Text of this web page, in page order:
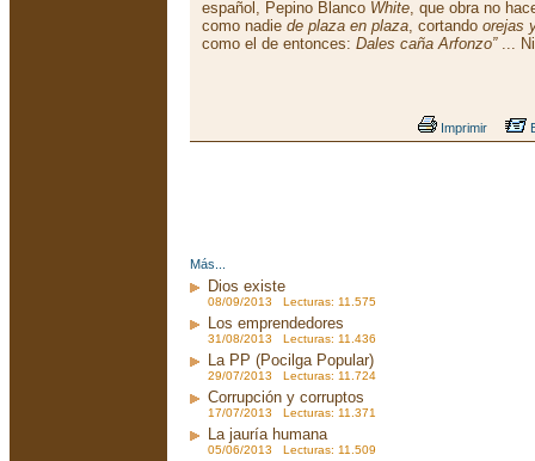
español, Pepino Blanco White, que obra no
como nadie de plaza en plaza, cortando orejas
como el de entonces: Dales caña Arfonzo” ...
Imprimir
Más...
Dios existe
08/09/2013 Lecturas: 11.575
Los emprendedores
31/08/2013 Lecturas: 11.436
La PP (Pocilga Popular)
29/07/2013 Lecturas: 11.724
Corrupción y corruptos
17/07/2013 Lecturas: 11.371
La jauría humana
05/06/2013 Lecturas: 11.509